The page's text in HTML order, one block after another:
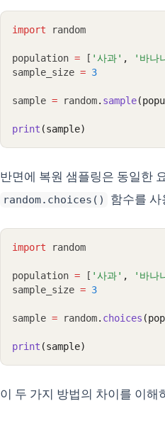
import random
population = [ '사과' , '바나
sample_size = 3
sample = random. sample
print (sample)
반면에 복원 샘플링은 동일한
random.choices() 함수를
import random
population = [ '사과' , '바나
sample_size = 3
sample = random. choices
print (sample)
이 두 가지 방법의 차이를 이